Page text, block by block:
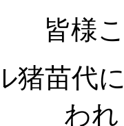
皆様
猪苗代
わ